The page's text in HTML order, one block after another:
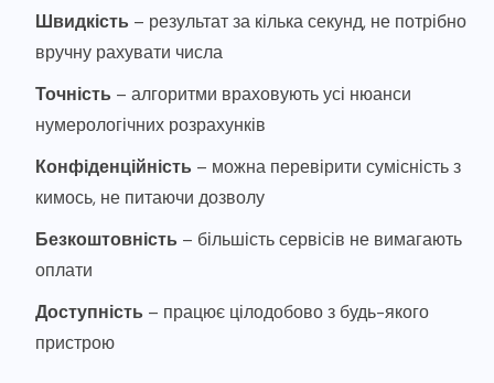
Швидкість – результат за кілька секунд, не потрібно
вручну рахувати числа
Точність – алгоритми враховують усі нюанси
нумерологічних розрахунків
Конфіденційність – можна перевірити сумісність з
кимось, не питаючи дозволу
Безкоштовність – більшість сервісів не вимагають
оплати
Доступність – працює цілодобово з будь-якого
пристрою